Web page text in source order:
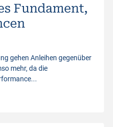
Fundament,
gehen Anleihen gegenüber
mehr, da die